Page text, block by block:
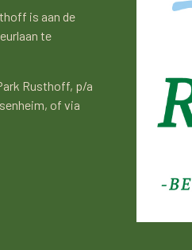
is aan de
te
Rusthoff, p/a
of via